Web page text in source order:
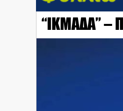
“ΙΚΜΑΔΑ” –